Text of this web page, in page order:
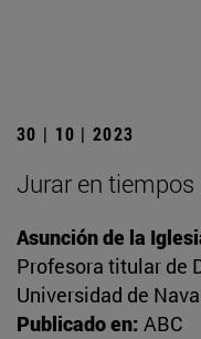
30 | 10 | 2023
Jurar en tiempos
Asunción de la
Profesora titular de
Universidad de
Publicado en: ABC